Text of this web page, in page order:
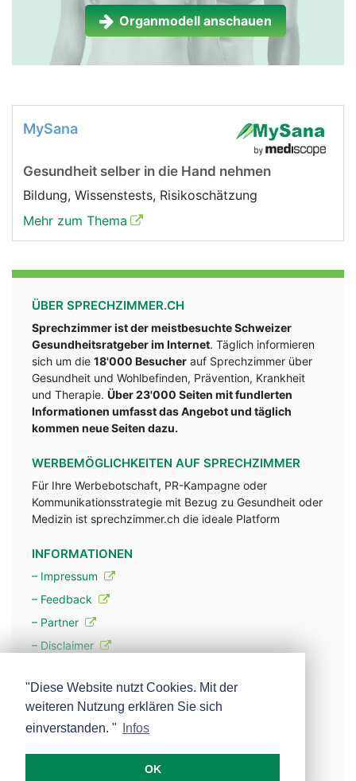
Organmodell anschauen
MySana
Gesundheit selber in die Hand nehmen
Bildung, Wissenstests, Risikoschätzung
Mehr zum Thema
ÜBER SPRECHZIMMER.CH
Sprechzimmer ist der meistbesuchte Schweizer
Gesundheitsratgeber im Internet. Täglich informieren
sich um die 18'000 Besucher auf Sprechzimmer über
Gesundheit und Wohlbefinden, Prävention, Krankheit
und Therapie. Über 23'000 Seiten mit fundlerten
Informationen umfasst das Angebot und täglich
kommen neue Seiten dazu.
WERBEMÖGLICHKEITEN AUF SPRECHZIMMER
Für Ihre Werbebotschaft, PR-Kampagne oder
Kommunikationsstrategie mit Bezug zu Gesundheit oder
Medizin ist sprechzimmer.ch die ideale Platform
INFORMATIONEN
– Impressum
– Feedback
– Partner
– Disclaimer
– Werbung
– Mehr über unsere Experten
"Diese Website nutzt Cookies. Mit der
weiteren Nutzung erklären Sie sich
einverstanden. "
Infos
OK